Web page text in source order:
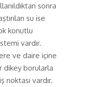
sonra
su ise
konutlu
vardır.
ve daire içine
dikey borularla
noktası vardır.